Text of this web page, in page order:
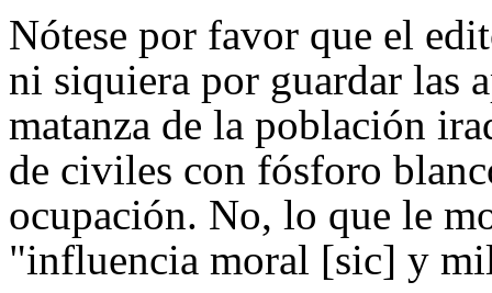
Nótese por favor que el
ni siquiera por guardar las
matanza de la población
de civiles con fósforo
ocupación. No, lo que le
"influencia moral [sic] y